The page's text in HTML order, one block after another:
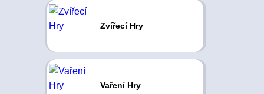
Zvířecí Hry
Vaření Hry